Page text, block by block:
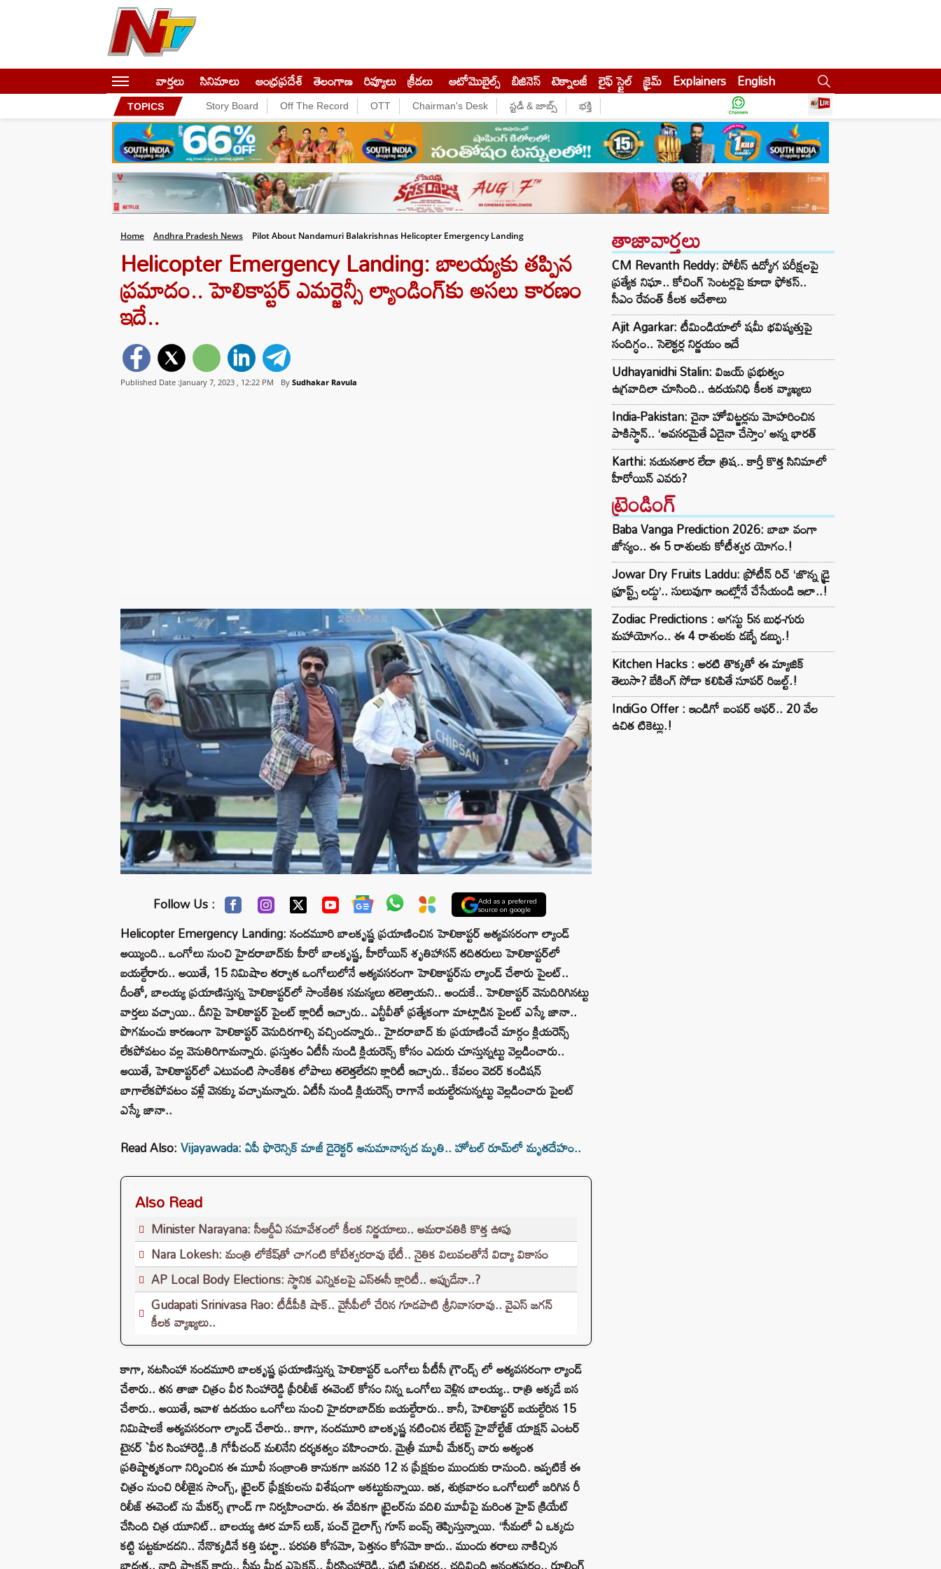
వార్తలు సినిమాలు ఆంధ్రప్రదేశ్ తెలంగాణ రివ్యూలు క్రీడలు ఆటోమొబైల్స్ బిజినెస్‌ టెక్నాలజీ లైఫ్ స్టైల్ క్రైమ్ Explainers English
TOPICS Story Board Off The Record OTT Chairman's Desk స్టడీ & జాబ్స్ భక్తి
Home Andhra Pradesh News Pilot About Nandamuri Balakrishnas Helicopter Emergency Landing
Helicopter Emergency Landing: బాలయ్యకు తప్పిన
ప్రమాదం.. హెలికాప్టర్‌ ఎమర్జెన్సీ ల్యాండింగ్‌కు అసలు కారణం
ఇదే..
Published Date :January 7, 2023 , 12:22 PM By Sudhakar Ravula
Follow Us : Add as a preferred
source on google
Helicopter Emergency Landing: నందమూరి బాలకృష్ణ ప్రయాణించిన హెలికాప్టర్‌ అత్యవసరంగా ల్యాండ్‌
అయ్యింది.. ఒంగోలు నుంచి హైదరాబాద్‌కు హీరో బాలకృష్ణ, హీరోయిన్‌ శృతిహాసన్‌ తదితరులు హెలికాప్టర్‌లో
బయల్దేరారు.. అయితే, 15 నిమిషాల తర్వాత ఒంగోలులోనే అత్యవసరంగా హెలికాప్టర్‌ను ల్యాండ్‌ చేశారు పైలట్..
దీంతో, బాలయ్య ప్రయాణిస్తున్న హెలికాప్టర్‌లో సాంకేతిక సమస్యలు తలెత్తాయని.. అందుకే.. హెలికాప్టర్‌ వెనుదిరిగినట్టు
వార్తలు వచ్చాయి.. దీనిపై హెలికాప్టర్‌ పైలట్‌ క్లారిటీ ఇచ్చారు.. ఎన్టీవీతో ప్రత్యేకంగా మాట్లాడిన పైలట్‌ ఎస్కే జానా..
పొగమంచు కారణంగా హెలికాప్టర్‌ వెనుదిరగాల్సి వచ్చిందన్నారు.. హైదరాబాద్ కు ప్రయాణించే మార్గం క్లియరెన్స్
లేకపోవటం వల్ల వెనుతిరిగామన్నారు. ప్రస్తుతం ఏటీసీ నుండి క్లియరెన్స్ కోసం ఎదురు చూస్తున్నట్టు వెల్లడించారు..
అయితే, హెలికాప్టర్‌లో ఎటువంటి సాంకేతిక లోపాలు తలెత్తలేదని క్లారిటీ ఇచ్చారు.. కేవలం వెదర్ కండిషన్
బాగాలేకపోవటం వళ్లే వెనక్కు వచ్చామన్నారు. ఏటీసీ నుండి క్లియరెన్స్ రాగానే బయల్దేరనున్నట్టు వెల్లడించారు పైలట్
ఎస్కే జానా..
Read Also:Vijayawada: ఏపీ ఫొరెన్సిక్ మాజీ డైరెక్టర్ అనుమానాస్పద మృతి.. హోటల్‌ రూమ్‌లో మృతదేహం..
Also Read
Minister Narayana: సీఆర్డీఏ సమావేశంలో కీలక నిర్ణయాలు.. అమరావతికి కొత్త ఊపు
Nara Lokesh: మంత్రి లోకేష్‌తో చాగంటి కోటేశ్వరరావు భేటీ.. నైతిక విలువలతోనే విద్యా వికాసం
AP Local Body Elections: స్థానిక ఎన్నికలపై ఎస్ఈసీ క్లారిటీ.. అప్పుడేనా..?
Gudapati Srinivasa Rao: టీడీపీకి షాక్‌.. వైసీపీలో చేరిన గూడపాటి శ్రీనివాసరావు.. వైఎస్‌ జగన్‌
కీలక వ్యాఖ్యలు..
కాగా, నటసింహా నందమూరి బాలకృష్ణ ప్రయాణిస్తున్న హెలికాప్టర్‌ ఒంగోలు పీటీసీ గ్రౌండ్స్ లో అత్యవసరంగా ల్యాండ్‌
చేశారు.. తన తాజా చిత్రం వీర సింహారెడ్డి ప్రీరిలీజ్‌ ఈవెంట్‌ కోసం నిన్న ఒంగోలు వెళ్లిన బాలయ్య.. రాత్రి అక్కడే బస
చేశారు.. అయితే, ఇవాళ ఉదయం ఒంగోలు నుంచి హైదరాబాద్‌కు బయల్దేరారు.. కానీ, హెలికాప్టర్‌ బయల్దేరిన 15
నిమిషాలకే అత్యవసరంగా ల్యాండ్‌ చేశారు.. కాగా, నందమూరి బాలకృష్ణ నటించిన లేటెస్ట్ హైవోల్టేజ్ యాక్షన్ ఎంటర్
టైనర్ `వీర సింహారెడ్డి..కి గోపీచంద్ మలినేని దర్శకత్వం వహించారు. మైత్రీ మూవీ మేకర్స్ వారు అత్యంత
ప్రతిష్టాత్మకంగా నిర్మించిన ఈ మూవీ సంక్రాంతి కానుకగా జనవరి 12 న ప్రేక్షకుల ముందుకు రానుంది. ఇప్పటికే ఈ
చిత్రం నుంచి రిలీజైన సాంగ్స్, ట్రైలర్ ప్రేక్షకులను విశేషంగా ఆకట్టుకున్నాయి. ఇక, శుక్రవారం ఒంగోలులో జరిగిన రీ
రిలీజ్ ఈవెంట్ ను మేకర్స్ గ్రాండ్ గా నిర్వహించారు. ఈ వేదికగా ట్రైలర్‌ను వదిలి మూవీపై మరింత హైప్‌ క్రియేట్‌
చేసింది చిత్ర యూనిట్.. బాలయ్య ఊర మాస్ లుక్, పంచ్‌ డైలాగ్స్‌ గూస్ బంప్స్ తెప్పిస్తున్నాయి. “సీమలో ఏ ఒక్కడు
కట్టి పట్టకూడదని.. నేనొక్కడినే కత్తి పట్టా.. పరపతి కోసమో, పెత్తనం కోసమో కాదు.. ముందు తరాలు నాకిచ్చిన
తాజావార్తలు
CM Revanth Reddy: పోలీస్ ఉద్యోగ పరీక్షలపై
ప్రత్యేక నిఘా.. కోచింగ్ సెంటర్లపై కూడా ఫోకస్..
సీఎం రేవంత్ కీలక ఆదేశాలు
Ajit Agarkar: టీమిండియాలో షమీ భవిష్యత్తుపై
సందిగ్ధం.. సెలెక్టర్ల నిర్ణయం ఇదే
Udhayanidhi Stalin: విజయ్ ప్రభుత్వం
ఉగ్రవాదిలా చూసింది.. ఉదయనిధి కీలక వ్యాఖ్యలు
India-Pakistan: చైనా హోవిట్జర్లను మోహరించిన
పాకిస్థాన్.. ‘అవసరమైతే ఏదైనా చేస్తాం’ అన్న భారత్
Karthi: నయనతార లేదా త్రిష.. కార్తీ కొత్త సినిమాలో
హీరోయిన్ ఎవరు?
ట్రెండింగ్‌
Baba Vanga Prediction 2026: బాబా వంగా
జోస్యం.. ఈ 5 రాశులకు కోటీశ్వర యోగం.!
Jowar Dry Fruits Laddu: ప్రోటీన్ రిచ్ ‘జొన్న డ్రై
ఫ్రూప్ట్స్ లడ్డు’.. సులువుగా ఇంట్లోనే చేసేయండి ఇలా..!
Zodiac Predictions : ఆగస్టు 5న బుధ-గురు
మహాయోగం.. ఈ 4 రాశులకు డబ్బే డబ్బు.!
Kitchen Hacks : అరటి తొక్కతో ఈ మ్యాజిక్
తెలుసా? బేకింగ్ సోడా కలిపితే సూపర్ రిజల్ట్.!
IndiGo Offer : ఇండిగో బంపర్ ఆఫర్.. 20 వేల
ఉచిత టికెట్లు.!